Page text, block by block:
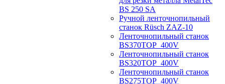
BS 250 SA
Ручной ленточнопильный
станок Rüsch ZAZ-10
Ленточнопильный станок
BS370TOP_400V
Ленточнопильный станок
BS320TOP_400V
Ленточнопильный станок
BS275TOP_400V